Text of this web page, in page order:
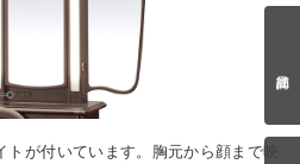
が付いています。胸元から顔まで映